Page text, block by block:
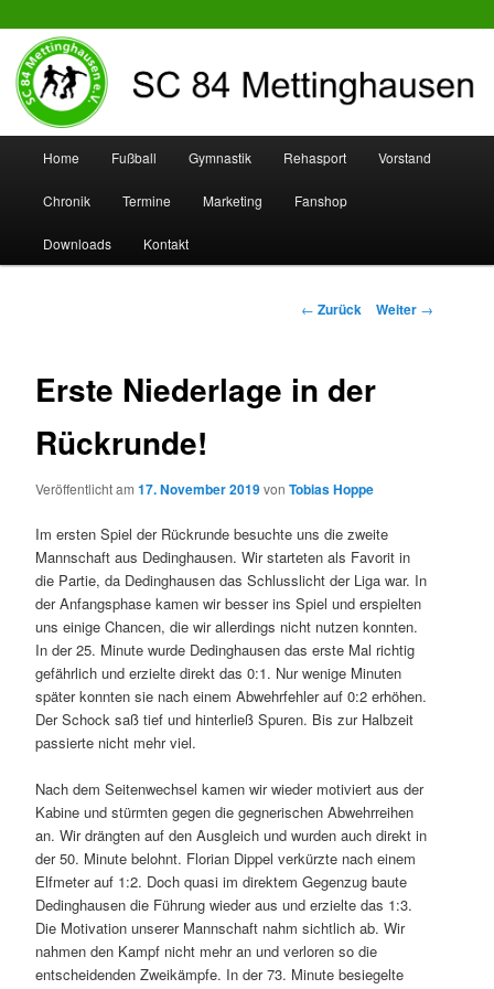
SC 84 Mettinghausen
Zum
Inhalt
wechseln
Zum
sekundären
Inhalt
Home Fußball Gymnastik Rehasport Vorstand
Chronik Termine Marketing Fanshop
Downloads Kontakt
Beitrags-
← Zurück Weiter →
Erste Niederlage in der
Rückrunde!
Veröffentlicht am17. November 2019vonTobias Hoppe
Im ersten Spiel der Rückrunde besuchte uns die zweite
Mannschaft aus Dedinghausen. Wir starteten als Favorit in
die Partie, da Dedinghausen das Schlusslicht der Liga war. In
der Anfangsphase kamen wir besser ins Spiel und erspielten
uns einige Chancen, die wir allerdings nicht nutzen konnten.
In der 25. Minute wurde Dedinghausen das erste Mal richtig
gefährlich und erzielte direkt das 0:1. Nur wenige Minuten
später konnten sie nach einem Abwehrfehler auf 0:2 erhöhen.
Der Schock saß tief und hinterließ Spuren. Bis zur Halbzeit
passierte nicht mehr viel.
Nach dem Seitenwechsel kamen wir wieder motiviert aus der
Kabine und stürmten gegen die gegnerischen Abwehrreihen
an. Wir drängten auf den Ausgleich und wurden auch direkt in
der 50. Minute belohnt. Florian Dippel verkürzte nach einem
Elfmeter auf 1:2. Doch quasi im direktem Gegenzug baute
Dedinghausen die Führung wieder aus und erzielte das 1:3.
Die Motivation unserer Mannschaft nahm sichtlich ab. Wir
nahmen den Kampf nicht mehr an und verloren so die
entscheidenden Zweikämpfe. In der 73. Minute besiegelte